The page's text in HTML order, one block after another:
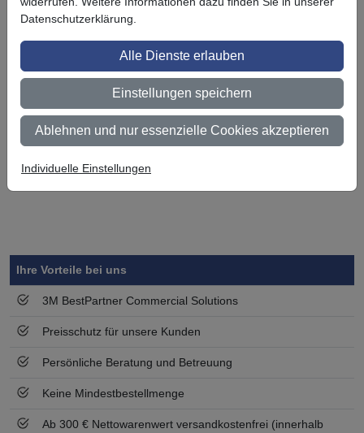
3M Scotchcal
Glasdekorfolie
Serie 5525-324
Ihre Vorteile bei uns
3M BestPartner Commercial Solutions
Preisschutz für unsere Kunden
Persönliche Beratung und Betreuung
Keine Mindestbestellmenge
Ab 300 € Nettowarenwert versandkostenfrei (innerhalb
Datenschutzerklärung.
Alle Dienste erlauben
Einstellungen speichern
Ablehnen und nur essenzielle Cookies akzeptieren
Individuelle Einstellungen